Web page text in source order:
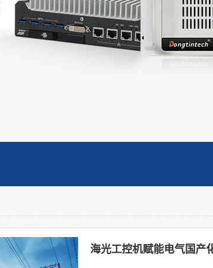
海光工控机赋能电气国产